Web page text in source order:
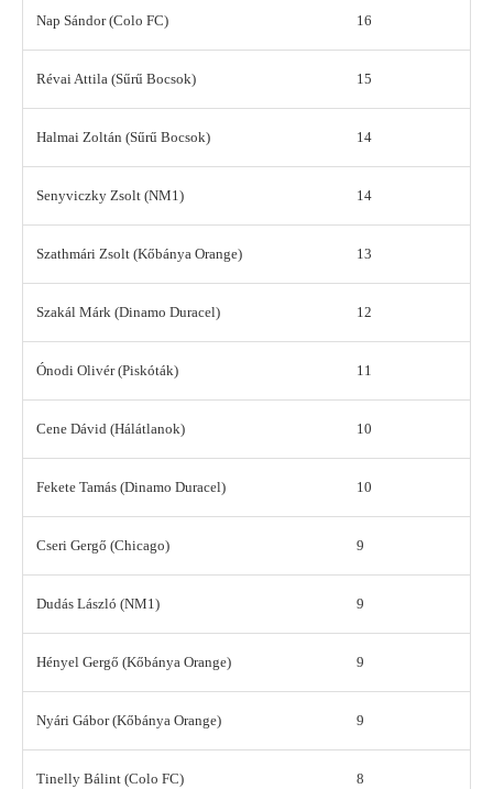
Nap Sándor (Colo FC) 16
Révai Attila (Sűrű Bocsok) 15
Halmai Zoltán (Sűrű Bocsok) 14
Senyviczky Zsolt (NM1) 14
Szathmári Zsolt (Kőbánya Orange) 13
Szakál Márk (Dinamo Duracel) 12
Ónodi Olivér (Piskóták) 11
Cene Dávid (Hálátlanok) 10
Fekete Tamás (Dinamo Duracel) 10
Cseri Gergő (Chicago) 9
Dudás László (NM1) 9
Hényel Gergő (Kőbánya Orange) 9
Nyári Gábor (Kőbánya Orange) 9
Tinelly Bálint (Colo FC) 8